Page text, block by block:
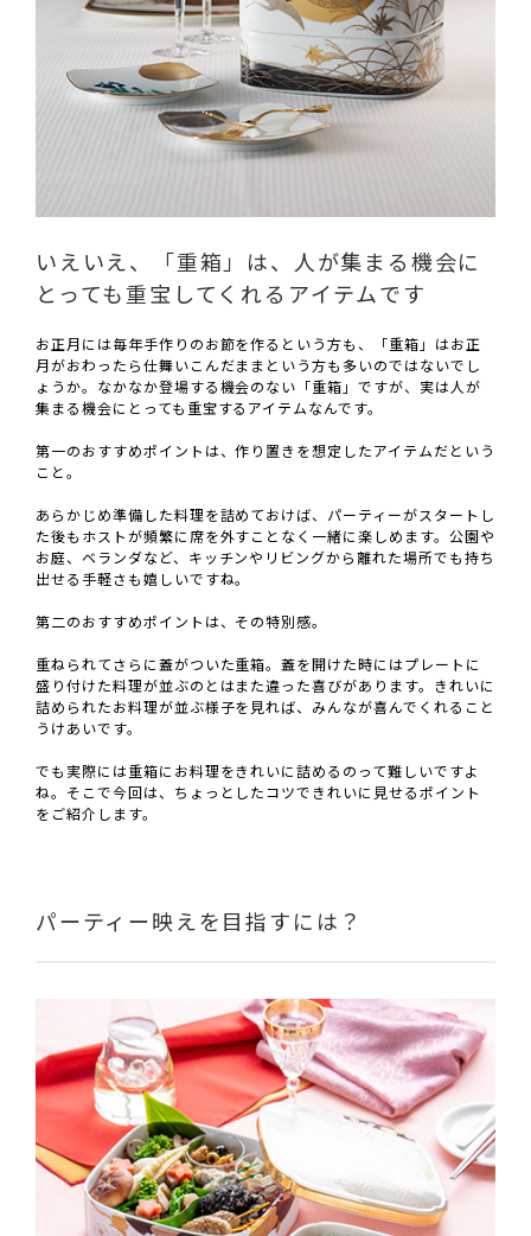
いえいえ、「重箱」は、人が集まる機会に
とっても重宝してくれるアイテムです
お正月には毎年手作りのお節を作るという方も、「重箱」はお正
月がおわったら仕舞いこんだままという方も多いのではないでし
ょうか。なかなか登場する機会のない「重箱」ですが、実は人が
集まる機会にとっても重宝するアイテムなんです。
第一のおすすめポイントは、作り置きを想定したアイテムだという
こと。
あらかじめ準備した料理を詰めておけば、パーティーがスタートし
た後もホストが頻繁に席を外すことなく一緒に楽しめます。公園や
お庭、ベランダなど、キッチンやリビングから離れた場所でも持ち
出せる手軽さも嬉しいですね。
第二のおすすめポイントは、その特別感。
重ねられてさらに蓋がついた重箱。蓋を開けた時にはプレートに
盛り付けた料理が並ぶのとはまた違った喜びがあります。きれいに
詰められたお料理が並ぶ様子を見れば、みんなが喜んでくれること
うけあいです。
でも実際には重箱にお料理をきれいに詰めるのって難しいですよ
ね。そこで今回は、ちょっとしたコツできれいに見せるポイント
をご紹介します。
パーティー映えを目指すには？